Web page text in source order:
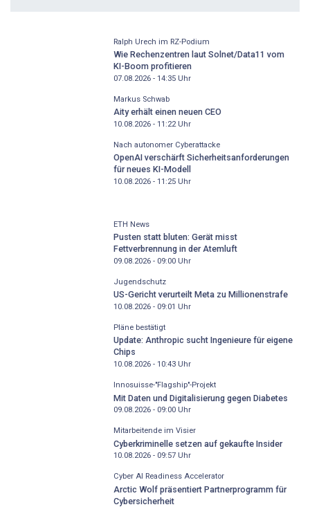
Ralph Urech im RZ-Podium
Wie Rechenzentren laut Solnet/Data11 vom
KI-Boom profitieren
07.08.2026 - 14:35Uhr
Markus Schwab
Aity erhält einen neuen CEO
10.08.2026 - 11:22Uhr
Nach autonomer Cyberattacke
OpenAI verschärft Sicherheitsanforderungen
für neues KI-Modell
10.08.2026 - 11:25Uhr
ETH News
Pusten statt bluten: Gerät misst
Fettverbrennung in der Atemluft
09.08.2026 - 09:00Uhr
Jugendschutz
US-Gericht verurteilt Meta zu Millionenstrafe
10.08.2026 - 09:01 Uhr
Pläne bestätigt
Update: Anthropic sucht Ingenieure für eigene
Chips
10.08.2026 - 10:43Uhr
Innosuisse-"Flagship"-Projekt
Mit Daten und Digitalisierung gegen Diabetes
09.08.2026 - 09:00Uhr
Mitarbeitende im Visier
Cyberkriminelle setzen auf gekaufte Insider
10.08.2026 - 09:57Uhr
Cyber AI Readiness Accelerator
Arctic Wolf präsentiert Partnerprogramm für
Cybersicherheit